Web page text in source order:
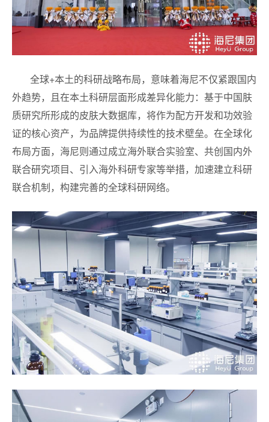
全球+本土的科研战略布局，意味着海尼不仅紧跟国内
外趋势，且在本土科研层面形成差异化能力：基于中国肤
质研究所形成的皮肤大数据库，将作为配方开发和功效验
证的核心资产，为品牌提供持续性的技术壁垒。在全球化
布局方面，海尼则通过成立海外联合实验室、共创国内外
联合研究项目、引入海外科研专家等举措，加速建立科研
联合机制，构建完善的全球科研网络。